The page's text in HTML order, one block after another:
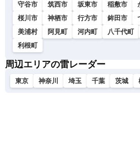
守谷市
筑西市 坂東市 稲敷市
桜川市
神栖市 行方市 鉾田市
美浦村
阿見町 河内町 八千代町
利根町
周辺エリアの雷レーダー
東京 神奈川 埼玉 千葉 茨城